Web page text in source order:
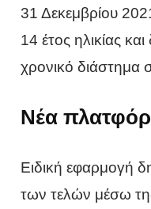
31 Δεκεμβρίου
14 έτος ηλικίας
χρονικό διάστημα
Νέα
Ειδική εφαρμογή
των τελών μέσω